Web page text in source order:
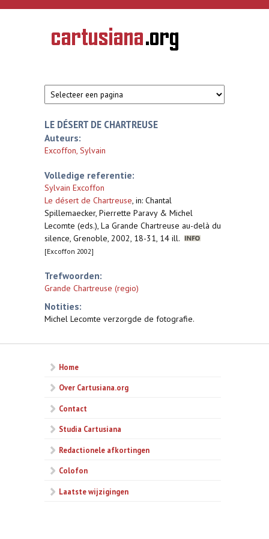
Overslaan en naar de inhoud gaan
CARTUSIANA
Geschiedenis
van de
LE DÉSERT DE CHARTREUSE
Auteurs:
Excoffon, Sylvain
Volledige referentie:
Sylvain Excoffon
Le désert de Chartreuse, in: Chantal
Spillemaecker, Pierrette Paravy & Michel
Lecomte (eds.), La Grande Chartreuse au-delà du
silence, Grenoble, 2002, 18-31, 14 ill.
[Excoffon 2002]
Trefwoorden:
Grande Chartreuse (regio)
Notities:
Michel Lecomte verzorgde de fotografie.
Home
Over Cartusiana.org
Contact
Studia Cartusiana
Redactionele afkortingen
Colofon
Laatste wijzigingen